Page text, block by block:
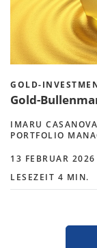
GOLD-
Gold-
IMARU CASANOVA
PORTFOLIO
13 FEBRUAR 2026
LESEZEIT 4 MIN.